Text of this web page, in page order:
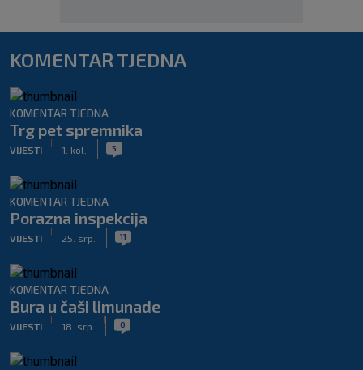
KOMENTAR TJEDNA
KOMENTAR TJEDNA
Trg pet spremnika
VIJESTI 1. kol. 5
KOMENTAR TJEDNA
Porazna inspekcija
VIJESTI 25. srp. 11
KOMENTAR TJEDNA
Bura u čaši limunade
VIJESTI 18. srp. 0